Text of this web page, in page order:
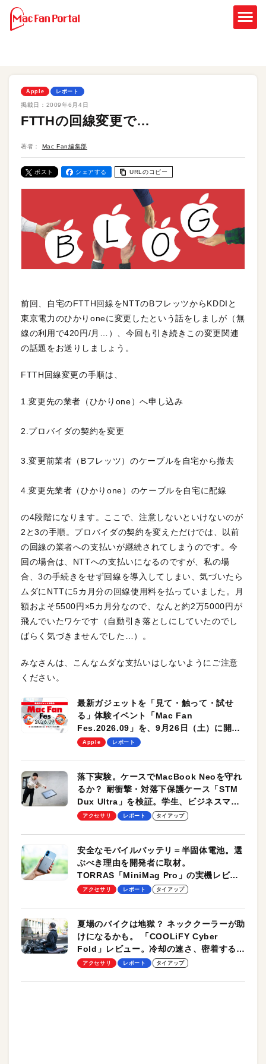
Apple レポート
掲載日： 2009年6月4日
FTTHの回線変更で…
著者： Mac Fan編集部
ポスト シェアする URLのコピー
前回、自宅のFTTH回線をNTTのBフレッツからKDDIと
東京電力のひかりoneに変更したという話をしましが（無
線の利用で420円/月…）、今回も引き続きこの変更関連
の話題をお送りしましょう。
FTTH回線変更の手順は、
1.変更先の業者（ひかりone）へ申し込み
2.プロバイダの契約を変更
3.変更前業者（Bフレッツ）のケーブルを自宅から撤去
4.変更先業者（ひかりone）のケーブルを自宅に配線
の4段階になります。ここで、注意しないといけないのが
2と3の手順。プロバイダの契約を変えただけでは、以前
の回線の業者への支払いが継続されてしまうのです。今
回の場合は、NTTへの支払いになるのですが、私の場
合、3の手続きをせず回線を導入してしまい、気づいたら
ムダにNTTに5カ月分の回線使用料を払っていました。月
額およそ5500円×5カ月分なので、なんと約2万5000円が
飛んでいたワケです（自動引き落としにしていたのでし
ばらく気づきませんでした…）。
みなさんは、こんなムダな支払いはしないようにご注意
ください。
最新ガジェットを「見て・触って・試せ
る」体験イベント「Mac Fan
Fes.2026.09」を、9月26日（土）に開催
します！
Apple レポート
落下実験。ケースでMacBook Neoを守れ
るか？ 耐衝撃・対落下保護ケース「STM
Dux Ultra」を検証。学生、ビジネスマン
のモバイルユースに最適！
アクセサリ レポート タイアップ
安全なモバイルバッテリ＝半固体電池。選
ぶべき理由を開発者に取材。
TORRAS「MiniMag Pro」の実機レビュ
ーも
アクセサリ レポート タイアップ
夏場のバイクは地獄？ ネッククーラーが助
けになるかも。 「COOLiFY Cyber
Fold」レビュー。冷却の速さ、密着する冷
却プレート、シンプルな操作性がグッド！
アクセサリ レポート タイアップ